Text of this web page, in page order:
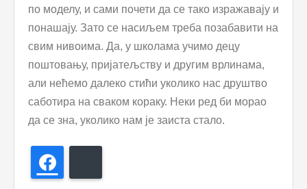
по моделу, и сами почети да се тако изражавају и
понашају. Зато се насиљем треба позабавити на
свим нивоима. Да, у школама учимо децу
поштовању, пријатељству и другим врлинама,
али нећемо далеко стићи уколико нас друштво
саботира на сваком кораку. Неки ред би морао
да се зна, уколико нам је заиста стало.